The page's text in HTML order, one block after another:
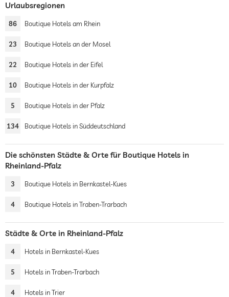
Urlaubsregionen
86 Boutique Hotels am Rhein
23 Boutique Hotels an der Mosel
22 Boutique Hotels in der Eifel
10 Boutique Hotels in der Kurpfalz
5 Boutique Hotels in der Pfalz
134 Boutique Hotels in Süddeutschland
Die schönsten Städte & Orte für Boutique Hotels in
Rheinland-Pfalz
3 Boutique Hotels in Bernkastel-Kues
4 Boutique Hotels in Traben-Trarbach
Städte & Orte in Rheinland-Pfalz
4 Hotels in Bernkastel-Kues
5 Hotels in Traben-Trarbach
4 Hotels in Trier